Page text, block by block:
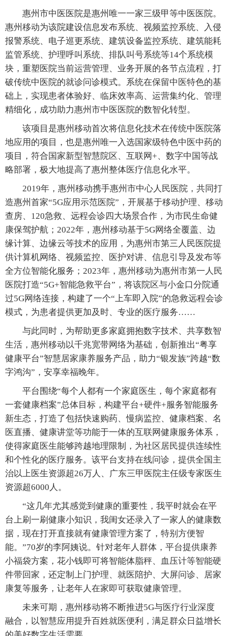
惠州市中医医院是惠州唯一一家三级甲等中医医院。
惠州移动为该院建设信息发布系统、视频监控系统、入侵
报警系统、电子巡更系统、建筑设备监控系统、建筑能耗
监管系统、护理呼叫系统、排队叫号系统等14个系统模
块，重塑医院当前运营管理、业务开展的各节点流程，打
破传统中医院的就诊问诊模式。系统在保留中医特色的基
础上，实现患者体验好、临床效率高、运营集约化、管理
精细化，成功助力惠州市中医医院的数智化转型。
该项目是惠州移动首次将信息化技术在传统中医院落
地应用的项目，也是惠州唯一入选国家级特色中医中药的
项目，符合国家新型智慧院区、互联网+、数字中国等战
略部署，极大地提高了惠州整体医疗信息化水平。
2019年，惠州移动携手惠州市中心人民医院，共同打
造惠州首家“5G应用示范医院”，开展基于移动护理、移动
查房、120急救、远程会诊四大场景合作，为市民生命健
康保驾护航；2022年，惠州移动基于5G网络全覆盖、边
缘计算、边缘云等技术的应用，为惠州市第三人民医院提
供计算机网络、视频监控、医护对讲、信息引导及发布等
全方位智能化服务；2023年，惠州移动为惠州市第一人民
医院打造“5G+智能急救平台”，将该院区与小金口分院通
过5G网络连接，构建了一个“上车即入院”的急救远程会诊
模式，为患者提供更加及时、专业的医疗服务……
与此同时，为帮助更多家庭拥抱数字技术、共享数智
生活，惠州移动以千兆宽带网络为基础，创新推出“粤享
健康平台”智慧居家康养服务产品，助力“银发族”跨越“数
字鸿沟”，安享幸福晚年。
平台围绕“每个人都有一个家庭医生，每个家庭都有
一套健康档案”总体目标，构建平台+硬件+服务智能服务
新生态，打造了包括快速购药、慢病监控、健康档案、名
医直播、健康讲堂等功能于一体的互联网健康服务体系，
使得家庭医生能够跨越地理限制，为社区居民提供连续性
和个性化的医疗服务。该平台支持在线问诊，提供全国主
治以上医生资源超26万人、广东三甲医院主任级专家医生
资源超6000人。
“这几年尤其感觉到健康的重要性，我平时就会在平
台上刷一刷健康小知识，我闺女还录入了一家人的健康数
据，现在打开直接就有健康管理方案了，特别方便智
能。”70岁的李阿姨说。针对老年人群体，平台提供康养
小福袋方案，花小钱即可将智能体脂秤、血压计等智能硬
件带回家，还定制上门护理、就医陪护、大屏问诊、居家
康复等服务，让老年人在家即可获取健康管理。
未来可期，惠州移动将不断推进5G与医疗行业深度
融合，以智慧应用提升百姓就医便利，满足群众日益增长